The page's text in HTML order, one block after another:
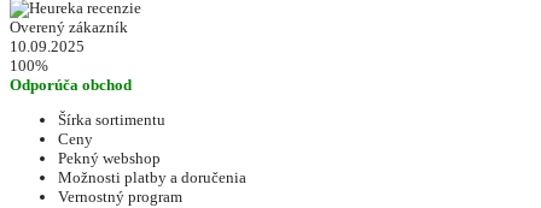
Overený zákazník
10.09.2025
100%
Odporúča obchod
Šírka sortimentu
Ceny
Pekný webshop
Možnosti platby a doručenia
Vernostný program